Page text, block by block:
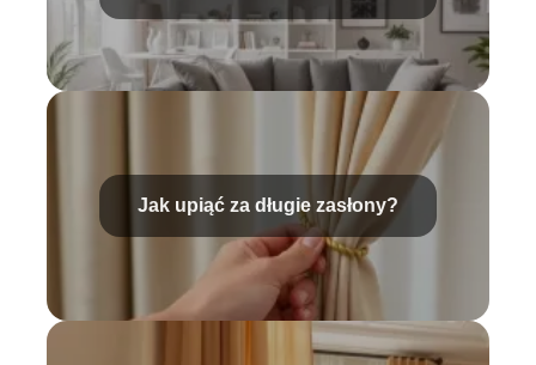
Jak upiąć za długie zasłony?